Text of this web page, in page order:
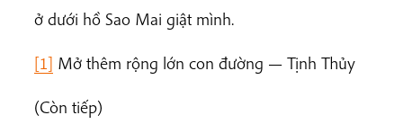
ở dưới hồ Sao Mai giật mình.
[1] Mở thêm rộng lớn con đường — Tịnh Thủy
(Còn tiếp)